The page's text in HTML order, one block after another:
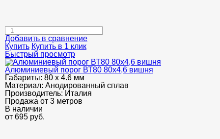
Добавить в сравнение
Купить Купить в 1 клик
Быстрый просмотр
Алюминиевый порог ВТ80 80х4,6 вишня
Габариты: 80 х 4.6 мм
Материал: Анодированный сплав
Производитель: Италия
Продажа от 3 метров
В наличии
от 695 руб.